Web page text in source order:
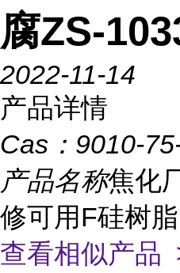
腐ZS-
2022-11-14
产品详情
Cas： 9010-
产品名称焦化
修可用F硅树
查看相似产品